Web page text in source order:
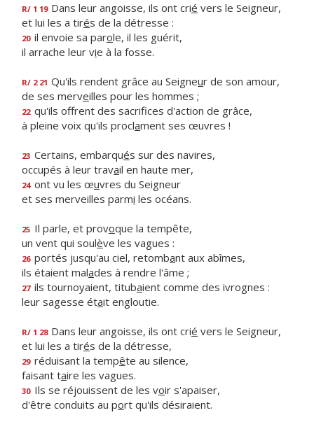
R/ 1 19 Dans leur angoisse, ils ont crié vers le Seigneur,
et lui les a tirés de la détresse :
20 il envoie sa parole, il les guérit,
il arrache leur vie à la fosse.
R/ 2 21 Qu'ils rendent grâce au Seigneur de son amour,
de ses merveilles pour les hommes ;
22 qu'ils offrent des sacrifces d'action de grâce,
à pleine voix qu'ils proclament ses œuvres !
23 Certains, embarqués sur des navires,
occupés à leur travail en haute mer,
24 ont vu les œuvres du Seigneur
et ses merveilles parmi les océans.
25 Il parle, et provoque la tempête,
un vent qui soulève les vagues :
26 portés jusqu'au ciel, retombant aux abîmes,
ils étaient malades à rendre l'âme ;
27 ils tournoyaient, titubaient comme des ivrognes :
leur sagesse était engloutie.
R/ 1 28 Dans leur angoisse, ils ont crié vers le Seigneur,
et lui les a tirés de la détresse,
29 réduisant la tempête au silence,
faisant taire les vagues.
30 Ils se réjouissent de les voir s'apaiser,
d'être conduits au port qu'ils désiraient.